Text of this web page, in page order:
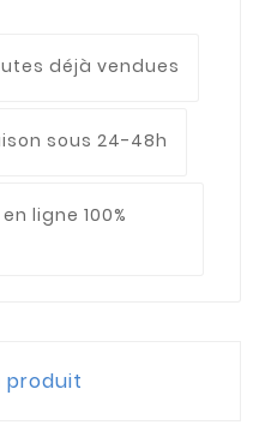
déjà vendues
sous 24-48h
ligne 100%
produit